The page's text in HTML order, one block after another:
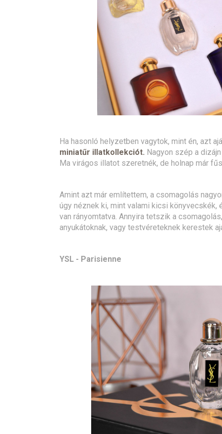
Ha hasonló helyzetben vagytok, mint én, azt
miniatűr illatkollekciót. Nagyon szép a
Ma virágos illatot szeretnék, de holnap már
Amint azt már említettem, a csomagolás
úgy néznek ki, mint valami kicsi
van rányomtatva. Annyira tetszik a
anyukátoknak, vagy testvéreteknek kerestek
YSL - Parisienne